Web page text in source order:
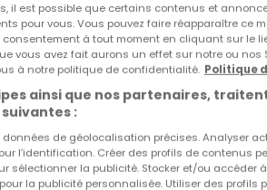
181 m² 4
A propos de MDC
il est possible que certains contenus et
pour vous. Vous pouvez faire réapparaître ce
consentement à tout moment en cliquant sur le
vous avez fait aurons un effet sur notre ou nos
à notre politique de confidentialité. Politique
ainsi que nos partenaires,
:
données de géolocalisation précises. Analyser
l’identification. Créer des profils de contenus
sélectionner la publicité. Stocker et/ou accéder
la publicité personnalisée. Utiliser des profils